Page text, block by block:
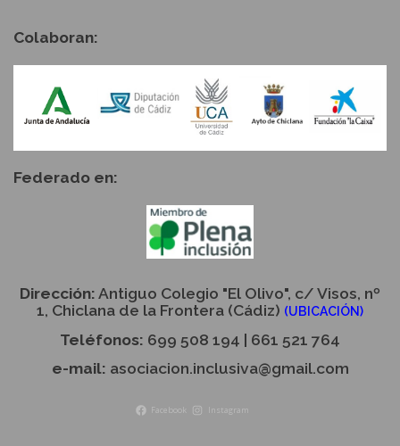
Colaboran:
Federado en:
Dirección: Antiguo Colegio "El Olivo", c/ Visos, nº
1, Chiclana de la Frontera (Cádiz) (UBICACIÓN)
Teléfonos: 699 508 194 | 661 521 764
e-mail: asociacion.inclusiva@gmail.com
Facebook Instagram